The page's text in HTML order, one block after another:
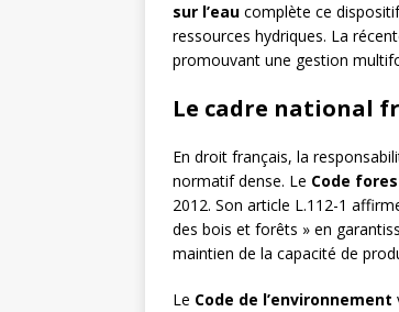
sur l’eau complète ce
ressources hydriques. La
promouvant une gestion
Le cadre national
En droit français, la
normatif dense. Le Code
2012. Son article L.112-1
des bois et forêts » en
maintien de la capacité de
Le Code de l’environnement